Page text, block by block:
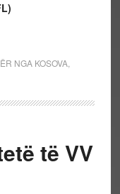
NGA KOSOVA,
të VV